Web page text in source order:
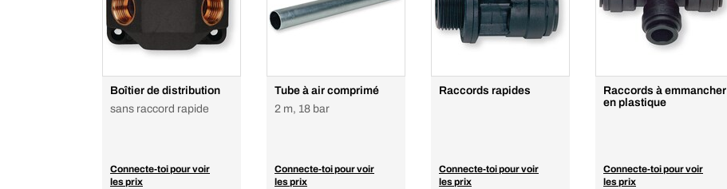
Boîtier de distribution
sans raccord rapide
Connecte-toi pour voir
les prix
Tube à air comprimé
2 m, 18 bar
Connecte-toi pour voir
les prix
Raccords rapides
Connecte-toi pour voir
les prix
Raccords à emmancher
en plastique
Connecte-toi pour voir
les prix